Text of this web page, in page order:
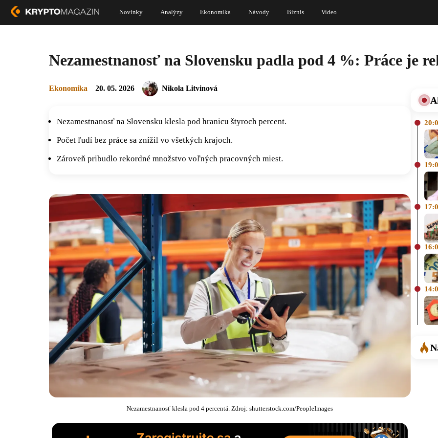
Novinky Analýzy Ekonomika Návody Biznis Video
Nezamestnanosť na Slovensku padla pod 4 %: Práce je
Ekonomika 20. 05. 2026 Nikola Litvinová
Nezamestnanosť na Slovensku klesla pod hranicu štyroch percent.
Počet ľudí bez práce sa znížil vo všetkých krajoch.
Zároveň pribudlo rekordné množstvo voľných pracovných miest.
Nezamestnanosť klesla pod 4 percentá. Zdroj: shutterstock.com/PeopleImages